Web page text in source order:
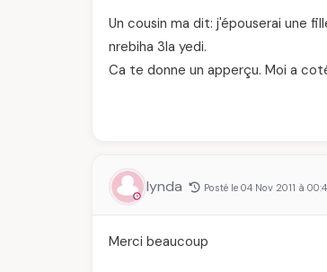
Un cousin ma dit: j'épouserai une
nrebiha 3la yedi.
Ca te donne un apperçu. Moi a
lynda Posté le 04 Nov 2011 à
Merci beaucoup